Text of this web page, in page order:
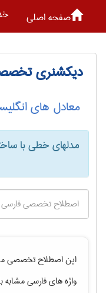
صفحه اصلی
دیکشنری
معادل های
مدلهای خطی با
این اصطلاح تخصصی
واژه های فارسی